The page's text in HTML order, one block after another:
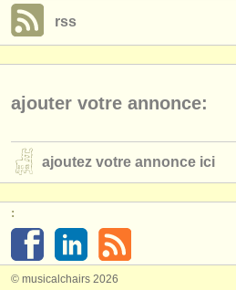
rss
ajouter votre annonce:
ajoutez votre annonce ici
:
© musicalchairs 2026